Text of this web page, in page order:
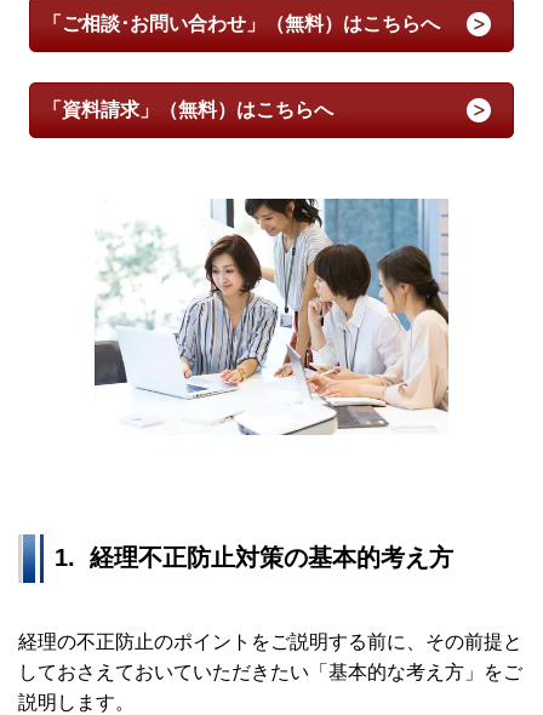
「ご相談･お問い合わせ」（無料）はこちらへ
「資料請求」（無料）はこちらへ
1. 経理不正防止対策の基本的考え方
経理の不正防止のポイントをご説明する前に、その前提と
しておさえておいていただきたい「基本的な考え方」をご
説明します。